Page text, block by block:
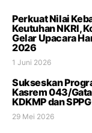
Perkuat Nilai
Keutuhan NKRI,
Gelar Upacara
2026
1 Juni 2026
Sukseskan
Kasrem 043/
KDKMP dan
29 Mei 2026